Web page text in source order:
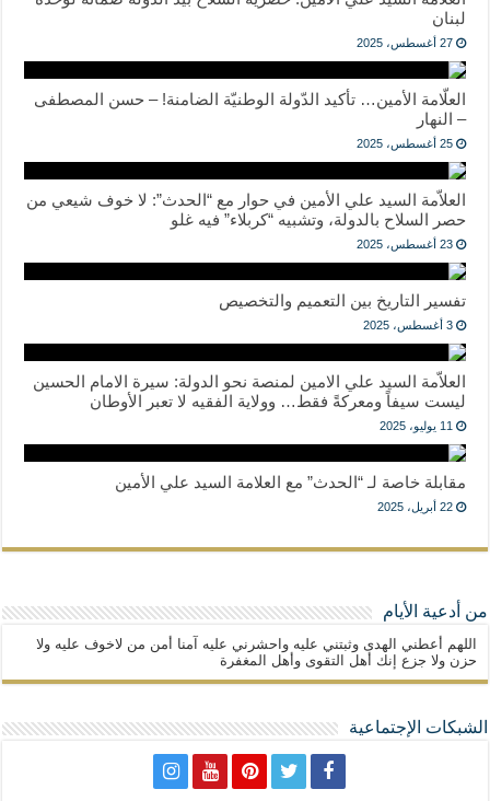
لبنان
27 أغسطس، 2025
العلّامة الأمين… تأكيد الدّولة الوطنيّة الضامنة! – حسن المصطفى
– النهار
25 أغسطس، 2025
العلاّمة السيد علي الأمين في حوار مع “الحدث”: لا خوف شيعي من
حصر السلاح بالدولة، وتشبيه “كربلاء” فيه غلو
23 أغسطس، 2025
تفسير التاريخ بين التعميم والتخصيص
3 أغسطس، 2025
العلاّمة السيد علي الامين لمنصة نحو الدولة: سيرة الامام الحسين
ليست سيفاً ومعركةً فقط… وولاية الفقيه لا تعبر الأوطان
11 يوليو، 2025
مقابلة خاصة لـ “الحدث” مع العلامة السيد علي الأمين
22 أبريل، 2025
من أدعية الأيام
اللهم أعطني الهدى وثبتني عليه واحشرني عليه آمنا أمن من لاخوف عليه ولا
حزن ولا جزع إنك أهل التقوى وأهل المغفرة
الشبكات الإجتماعية